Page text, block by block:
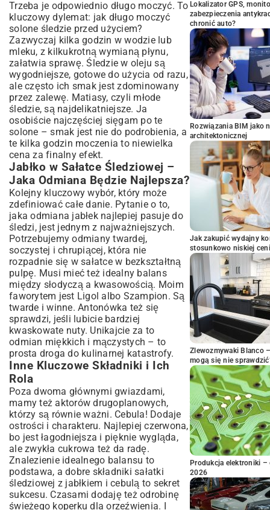
Trzeba je odpowiednio długo moczyć. To
kluczowy dylemat: jak długo moczyć
solone śledzie przed użyciem?
Zazwyczaj kilka godzin w wodzie lub
mleku, z kilkukrotną wymianą płynu,
załatwia sprawę. Śledzie w oleju są
wygodniejsze, gotowe do użycia od razu,
ale często ich smak jest zdominowany
przez zalewę. Matiasy, czyli młode
śledzie, są najdelikatniejsze. Ja
osobiście najczęściej sięgam po te
solone – smak jest nie do podrobienia, a
te kilka godzin moczenia to niewielka
cena za finalny efekt.
Jabłko w Sałatce Śledziowej –
Jaka Odmiana Będzie Najlepsza?
Kolejny kluczowy wybór, który może
zdefiniować całe danie. Pytanie o to,
jaka odmiana jabłek najlepiej pasuje do
śledzi, jest jednym z najważniejszych.
Potrzebujemy odmiany twardej,
soczystej i chrupiącej, która nie
rozpadnie się w sałatce w bezkształtną
pulpę. Musi mieć też idealny balans
między słodyczą a kwasowością. Moim
faworytem jest Ligol albo Szampion. Są
twarde i winne. Antonówka też się
sprawdzi, jeśli lubicie bardziej
kwaskowate nuty. Unikajcie za to
odmian miękkich i mączystych – to
prosta droga do kulinarnej katastrofy.
Inne Kluczowe Składniki i Ich
Rola
Poza dwoma głównymi gwiazdami,
mamy też aktorów drugoplanowych,
którzy są równie ważni. Cebula! Dodaje
ostrości i charakteru. Najlepiej czerwona,
bo jest łagodniejsza i pięknie wygląda,
ale zwykła cukrowa też da radę.
Znalezienie idealnego balansu to
podstawa, a dobre składniki sałatki
śledziowej z jabłkiem i cebulą to sekret
sukcesu. Czasami dodaję też odrobinę
świeżego koperku dla orzeźwienia. I
Lokalizator GPS,
zabezpieczenia
chronić auto?
Rozwiązania BIM jako
architektonicznej
Jak zakupić wydajny
stosunkowo niskiej
Zlewozmywaki Blanco
mogą się nie
Produkcja elektroniki –
2026